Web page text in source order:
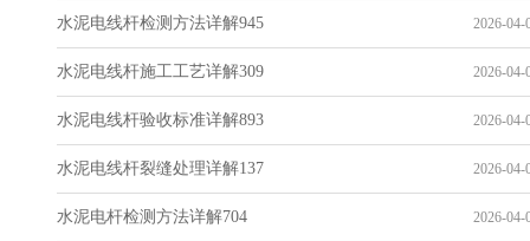
水泥电线杆检测方法详解945 2026-04-
水泥电线杆施工工艺详解309 2026-04-
水泥电线杆验收标准详解893 2026-04-
水泥电线杆裂缝处理详解137 2026-04-
水泥电杆检测方法详解704 2026-04-